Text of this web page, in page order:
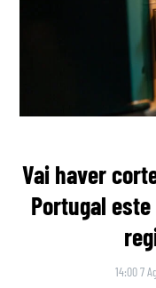
Vai haver
Portugal
14:00 7